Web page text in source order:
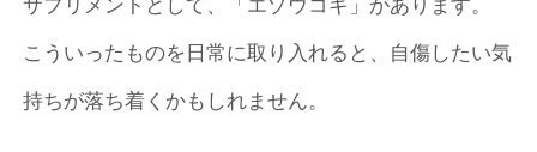
サプリメントとして、「エゾウコギ」があります。
こういったものを日常に取り入れると、自傷したい気
持ちが落ち着くかもしれません。